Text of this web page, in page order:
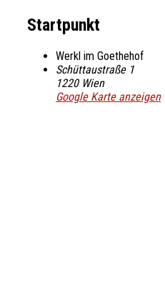
Startpunkt
Werkl im Goethehof
Schüttaustraße 1
1220 Wien
Google Karte anzeigen